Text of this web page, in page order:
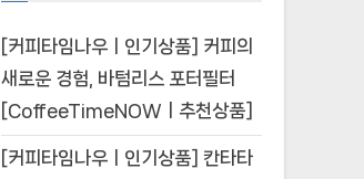
[커피타임나우ㅣ인기상품] 커피의
새로운 경험, 바텀리스 포터필터
[CoffeeTimeNOWㅣ추천상품]
[커피타임나우ㅣ인기상품] 칸타타